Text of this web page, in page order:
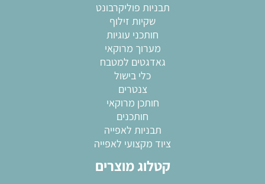
תבניות פוליקרבונט
שקיות זילוף
חותכני עוגיות
מערוך מרוקאי
גאדגטים למטבח
כלי בישול
צנטרים
חותכן מרוקאי
חותכנים
תבניות לאפייה
ציוד מקצועי לאפייה
קטלוג מוצרים